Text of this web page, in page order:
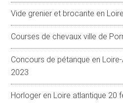
Vide grenier et brocante en
Courses de chevaux ville de
Concours de pétanque en
2023
Horloger en Loire atlantique 20